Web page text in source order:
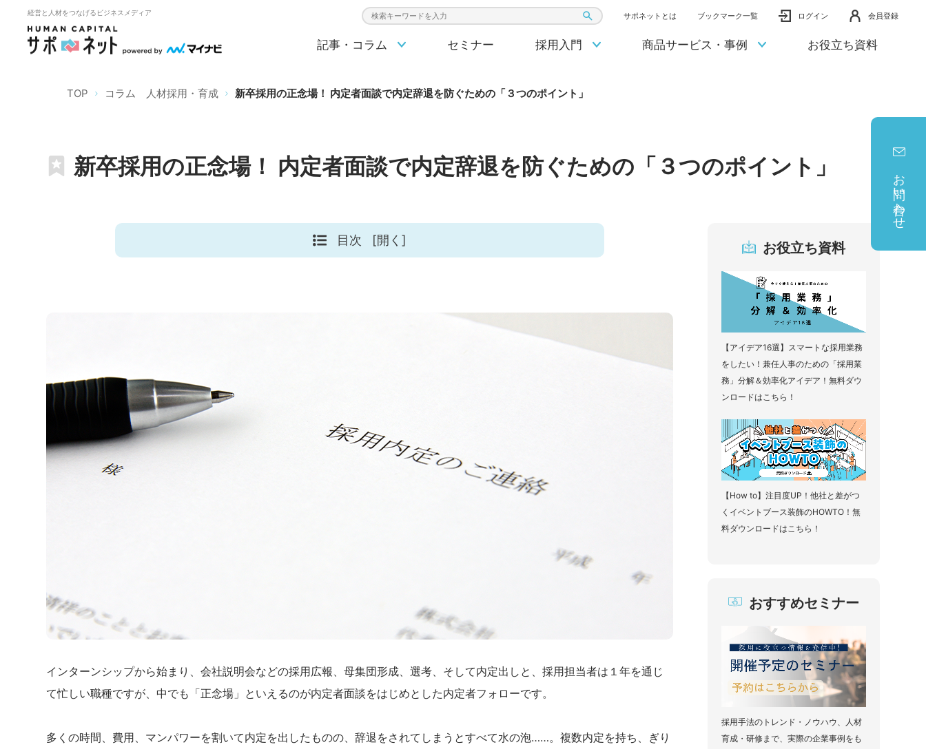
経営と人材をつなげるビジネスメディア
検索キーワード入力 サポネットとは ブックマーク一覧 ログイン 会員登録
記事・コラム セミナー 採用入門 商品サービス・事例 お役立ち資料
お問い合わせ
TOP コラム 人材採用・育成 新卒採用の正念場！ 内定者面談で内定辞退を防ぐための「３つのポイント」
新卒採用の正念場！ 内定者面談で内定辞退を防ぐための「３つのポイント」
目次 [開く]
インターンシップから始まり、会社説明会などの採用広報、母集団形成、選考、そして内定出しと、採用担当者は１年を通じ
て忙しい職種ですが、中でも「正念場」といえるのが内定者面談をはじめとした内定者フォローです。
多くの時間、費用、マンパワーを割いて内定を出したものの、辞退をされてしまうとすべて水の泡……。複数内定を持ち、ぎり
お役立ち資料
【アイデア16選】スマートな採用業務
をしたい！兼任人事のための「採用業
務」分解＆効率化アイデア！無料ダウ
ンロードはこちら！
【How to】注目度UP！他社と差がつ
くイベントブース装飾のHOWTO！無
料ダウンロードはこちら！
おすすめセミナー
採用手法のトレンド・ノウハウ、人材
育成・研修まで、実際の企業事例をも